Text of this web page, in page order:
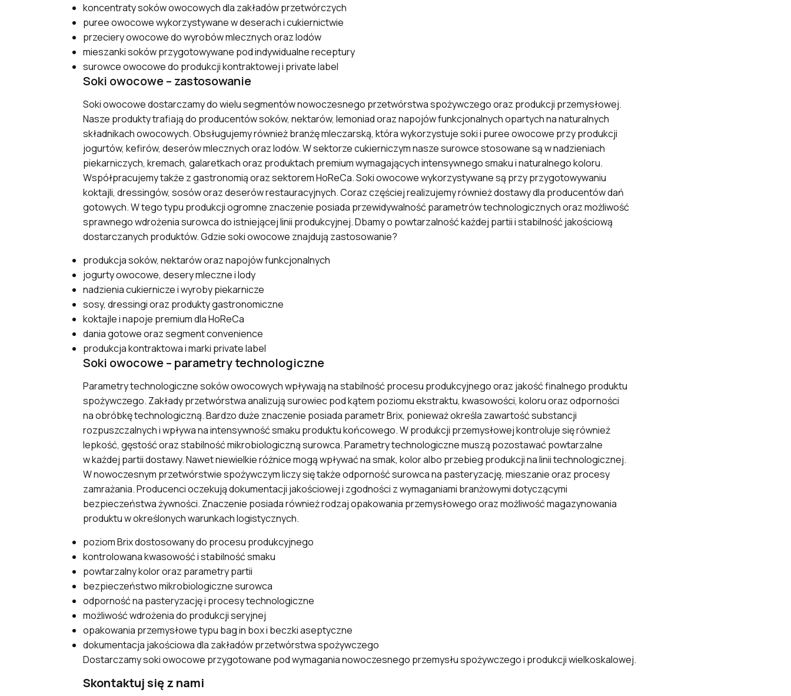
koncentraty soków owocowych dla zakładów przetwórczych
puree owocowe wykorzystywane w deserach i cukiernictwie
przeciery owocowe do wyrobów mlecznych oraz lodów
mieszanki soków przygotowywane pod indywidualne receptury
surowce owocowe do produkcji kontraktowej i private label
Soki owocowe – zastosowanie
Soki owocowe dostarczamy do wielu segmentów nowoczesnego przetwórstwa spożywczego oraz produkcji przemysłowej.
Nasze produkty trafiają do producentów soków, nektarów, lemoniad oraz napojów funkcjonalnych opartych na naturalnych
składnikach owocowych. Obsługujemy również branżę mleczarską, która wykorzystuje soki i puree owocowe przy produkcji
jogurtów, kefirów, deserów mlecznych oraz lodów. W sektorze cukierniczym nasze surowce stosowane są w nadzieniach
piekarniczych, kremach, galaretkach oraz produktach premium wymagających intensywnego smaku i naturalnego koloru.
Współpracujemy także z gastronomią oraz sektorem HoReCa. Soki owocowe wykorzystywane są przy przygotowywaniu
koktajli, dressingów, sosów oraz deserów restauracyjnych. Coraz częściej realizujemy również dostawy dla producentów dań
gotowych. W tego typu produkcji ogromne znaczenie posiada przewidywalność parametrów technologicznych oraz możliwość
sprawnego wdrożenia surowca do istniejącej linii produkcyjnej. Dbamy o powtarzalność każdej partii i stabilność jakościową
dostarczanych produktów. Gdzie soki owocowe znajdują zastosowanie?
produkcja soków, nektarów oraz napojów funkcjonalnych
jogurty owocowe, desery mleczne i lody
nadzienia cukiernicze i wyroby piekarnicze
sosy, dressingi oraz produkty gastronomiczne
koktajle i napoje premium dla HoReCa
dania gotowe oraz segment convenience
produkcja kontraktowa i marki private label
Soki owocowe – parametry technologiczne
Parametry technologiczne soków owocowych wpływają na stabilność procesu produkcyjnego oraz jakość finalnego produktu
spożywczego. Zakłady przetwórstwa analizują surowiec pod kątem poziomu ekstraktu, kwasowości, koloru oraz odporności
na obróbkę technologiczną. Bardzo duże znaczenie posiada parametr Brix, ponieważ określa zawartość substancji
rozpuszczalnych i wpływa na intensywność smaku produktu końcowego. W produkcji przemysłowej kontroluje się również
lepkość, gęstość oraz stabilność mikrobiologiczną surowca. Parametry technologiczne muszą pozostawać powtarzalne
w każdej partii dostawy. Nawet niewielkie różnice mogą wpływać na smak, kolor albo przebieg produkcji na linii technologicznej.
W nowoczesnym przetwórstwie spożywczym liczy się także odporność surowca na pasteryzację, mieszanie oraz procesy
zamrażania. Producenci oczekują dokumentacji jakościowej i zgodności z wymaganiami branżowymi dotyczącymi
bezpieczeństwa żywności. Znaczenie posiada również rodzaj opakowania przemysłowego oraz możliwość magazynowania
produktu w określonych warunkach logistycznych.
poziom Brix dostosowany do procesu produkcyjnego
kontrolowana kwasowość i stabilność smaku
powtarzalny kolor oraz parametry partii
bezpieczeństwo mikrobiologiczne surowca
odporność na pasteryzację i procesy technologiczne
możliwość wdrożenia do produkcji seryjnej
opakowania przemysłowe typu bag in box i beczki aseptyczne
dokumentacja jakościowa dla zakładów przetwórstwa spożywczego
Dostarczamy soki owocowe przygotowane pod wymagania nowoczesnego przemysłu spożywczego i produkcji wielkoskalowej.
Skontaktuj się z nami